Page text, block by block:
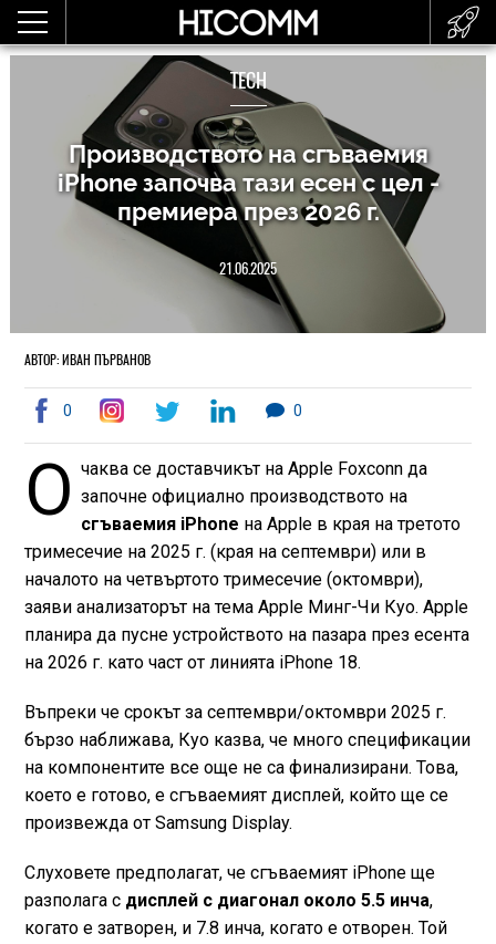
TECH
Производството на сгъваемия
iPhone започва тази есен с цел -
премиера през 2026 г.
21.06.2025
АВТОР: ИВАН ПЪРВАНОВ
0 0
О чаква се доставчикът на Apple Foxconn да
започне официално производството на
сгъваемия iPhone на Apple в края на третото
тримесечие на 2025 г. (края на септември) или в
началото на четвъртото тримесечие (октомври),
заяви анализаторът на тема Apple Минг-Чи Куо. Apple
планира да пусне устройството на пазара през есента
на 2026 г. като част от линията iPhone 18.
Въпреки че срокът за септември/октомври 2025 г.
бързо наближава, Куо казва, че много спецификации
на компонентите все още не са финализирани. Това,
което е готово, е сгъваемият дисплей, който ще се
произвежда от Samsung Display.
Слуховете предполагат, че сгъваемият iPhone ще
разполага сдисплей с диагонал около 5.5 инча,
когато е затворен, и 7.8 инча, когато е отворен. Той